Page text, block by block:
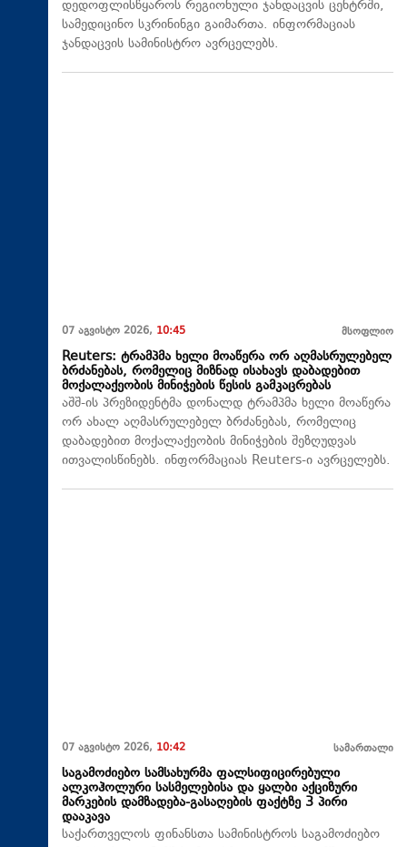
დედოფლისწყაროს რეგიონული ჯანდაცვის ცენტრში,
სამედიცინო სკრინინგი გაიმართა. ინფორმაციას
ჯანდაცვის სამინისტრო ავრცელებს.
07 აგვისტო 2026, 10:45 მსოფლიო
Reuters: ტრამპმა ხელი მოაწერა ორ აღმასრულებელ
ბრძანებას, რომელიც მიზნად ისახავს დაბადებით
მოქალაქეობის მინიჭების წესის გამკაცრებას
აშშ-ის პრეზიდენტმა დონალდ ტრამპმა ხელი მოაწერა
ორ ახალ აღმასრულებელ ბრძანებას, რომელიც
დაბადებით მოქალაქეობის მინიჭების შეზღუდვას
ითვალისწინებს. ინფორმაციას Reuters-ი ავრცელებს.
07 აგვისტო 2026, 10:42 სამართალი
საგამოძიებო სამსახურმა ფალსიფიცირებული
ალკოჰოლური სასმელებისა და ყალბი აქციზური
მარკების დამზადება-გასაღების ფაქტზე 3 პირი
დააკავა
საქართველოს ფინანსთა სამინისტროს საგამოძიებო